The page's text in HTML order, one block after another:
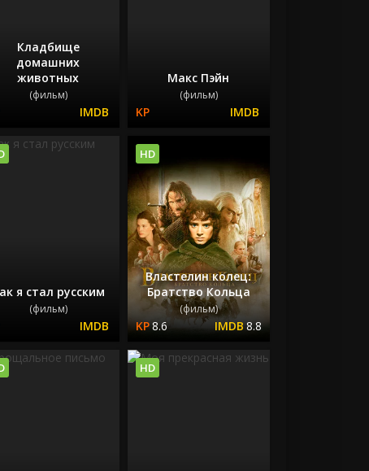
Кладбище
домашних
животных
(фильм)
Макс Пэйн
(фильм)
я стал русским
(фильм)
Властелин колец:
Братство Кольца
(фильм)
8.6 8.8
HD
HD